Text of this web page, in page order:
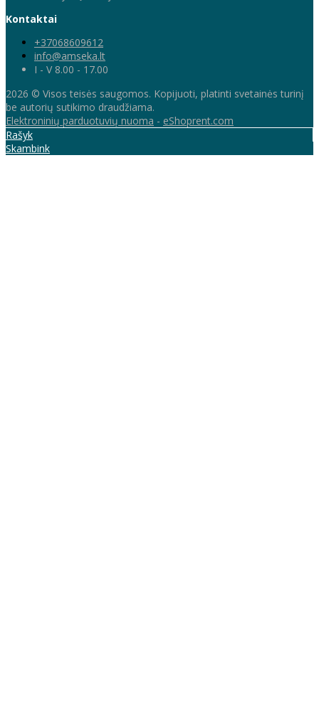
Kontaktai
+37068609612
info@amseka.lt
I - V 8.00 - 17.00
2026 © Visos teisės saugomos. Kopijuoti, platinti svetainės turinį
be autorių sutikimo draudžiama.
Elektroninių parduotuvių nuoma - eShoprent.com
Rašyk
Skambink